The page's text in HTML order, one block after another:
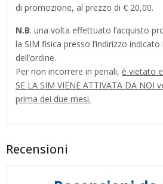
di promozione, al prezzo di € 20,00.
N.B. una volta effettuato l’acquisto
la SIM fisica presso l’indirizzo
dell’ordine.
Per non incorrere in penali, è vietato
SE LA SIM VIENE ATTIVATA DA NOI
prima dei due mesi.
Recensioni